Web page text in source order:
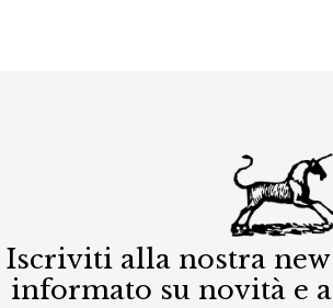
Iscriviti alla nostra
informato su novità e